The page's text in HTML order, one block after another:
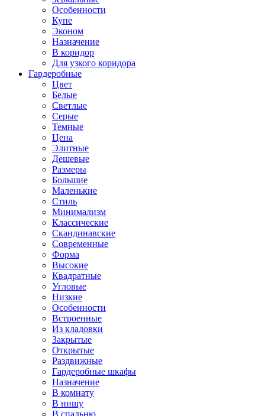
Особенности
Купе
Эконом
Назначение
В коридор
Для узкого коридора
Гардеробные
Цвет
Белые
Светлые
Серые
Темные
Цена
Элитные
Дешевые
Размеры
Большие
Маленькие
Стиль
Минимализм
Классические
Скандинавские
Современные
Форма
Высокие
Квадратные
Угловые
Низкие
Особенности
Встроенные
Из кладовки
Закрытые
Открытые
Раздвижные
Гардеробные шкафы
Назначение
В комнату
В нишу
В спальню